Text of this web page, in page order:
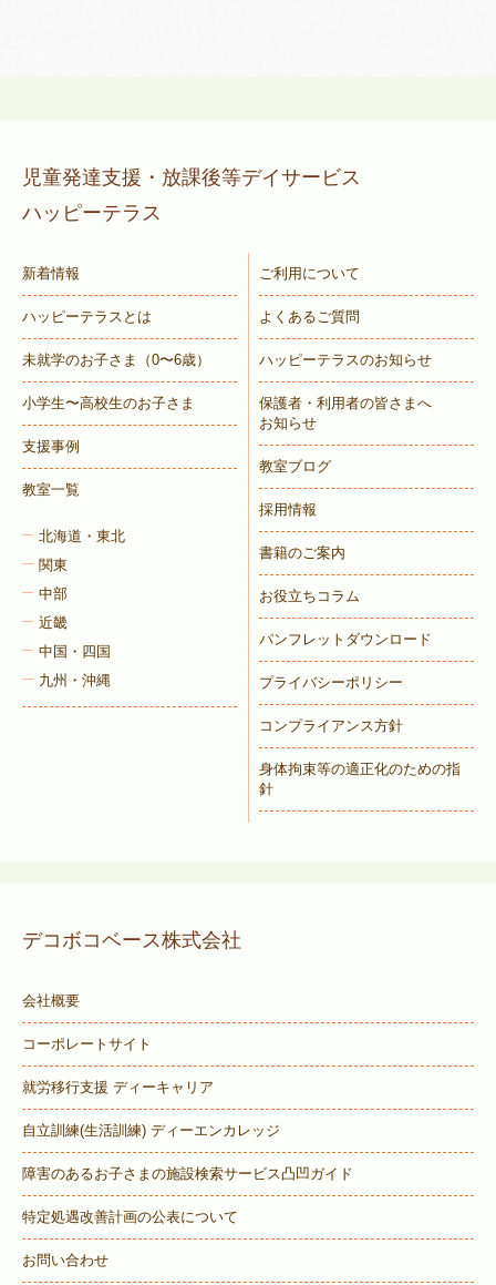
児童発達支援・放課後等デイサービス
ハッピーテラス
新着情報
ハッピーテラスとは
未就学のお子さま （0〜6歳）
小学生〜高校生のお子さま
支援事例
教室一覧
北海道・東北
関東
中部
近畿
中国・四国
九州・沖縄
ご利用について
よくあるご質問
ハッピーテラスのお知らせ
保護者・利用者の皆さまへ
お知らせ
教室ブログ
採用情報
書籍のご案内
お役立ちコラム
パンフレットダウンロード
プライバシーポリシー
コンプライアンス方針
身体拘束等の適正化のための指
針
デコボコベース株式会社
会社概要
コーポレートサイト
就労移行支援 ディーキャリア
自立訓練(生活訓練) ディーエンカレッジ
障害のあるお子さまの施設検索サービス凸凹ガイド
特定処遇改善計画の公表について
お問い合わせ